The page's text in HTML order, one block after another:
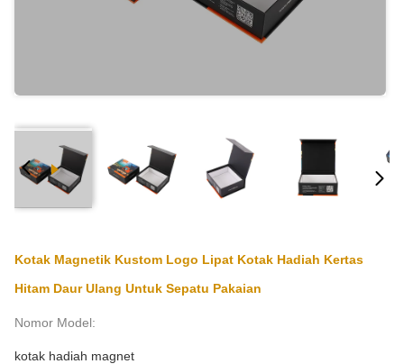
Kotak Magnetik Kustom Logo Lipat Kotak Hadiah Kertas
Hitam Daur Ulang Untuk Sepatu Pakaian
Nomor Model:
kotak hadiah magnet